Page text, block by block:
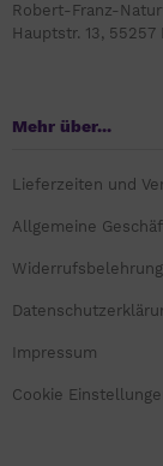
Robert-Franz-
Hauptstr. 13, 55257
Mehr über...
Lieferzeiten und
Allgemeine
Impressum
Cookie